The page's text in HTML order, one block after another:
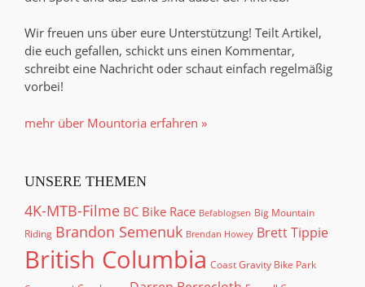
Wir freuen uns über eure Unterstützung! Teilt Artikel,
die euch gefallen, schickt uns einen Kommentar,
schreibt eine Nachricht oder schaut einfach regelmäßig
vorbei!
mehr über Mountoria erfahren »
UNSERE THEMEN
4K-MTB-Filme BC Bike Race Befablogsen Big Mountain
Riding Brandon Semenuk Brendan Howey Brett Tippie
British Columbia Coast Gravity Bike Park